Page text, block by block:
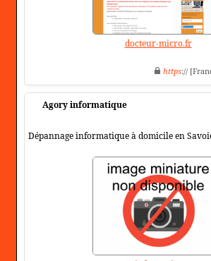
docteur-micro.fr
https://
Agory informatique
Dépannage informatique à domicile en